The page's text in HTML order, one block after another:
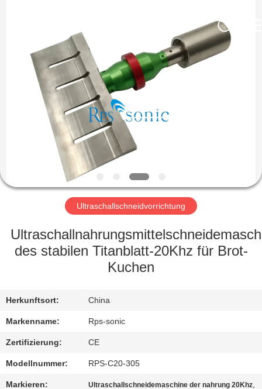
HAUS
PRODUKTE
FABRIK-
AUSFLUG
QUALITÄTSKONTROLLE
SIE
MIT
UNS
IN
VERBINDUNG
Ultraschallschneidvorrichtung
des stabilen Titanblatt-20Khz für Brot-
Kuchen
Herkunftsort: China
Markenname: Rps-sonic
Zertifizierung: CE
Modellnummer: RPS-C20-305
Markieren: Ultraschallschneidemaschine der nahrung 20Khz,